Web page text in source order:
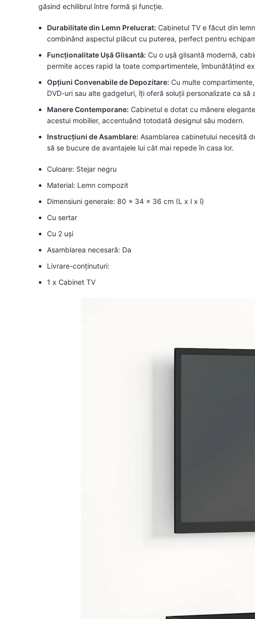
găsind echilibrul între formă și funcție.
Durabilitate din Lemn Prelucrat: Cabinetul TV e făcut din
combinând aspectul plăcut cu puterea, perfect pentru
Funcționalitate Ușă Glisantă: Cu o ușă glisantă modernă,
permite acces rapid la toate compartimentele, îmbunătățind
Opțiuni Convenabile de Depozitare: Cu multe
DVD-uri sau alte gadgeturi, îți oferă soluții personalizate ca să
Manere Contemporane: Cabinetul e dotat cu mânere
acestui mobilier, accentuând totodată designul său modern.
Instrucțiuni de Asamblare: Asamblarea cabinetului necesită
să se bucure de avantajele lui cât mai repede în casa lor.
Culoare: Stejar negru
Material: Lemn compozit
Dimensiuni generale: 80 x 34 x 36 cm (L x l x î)
Cu sertar
Cu 2 uși
Asamblarea necesară: Da
Livrare-conținuturi:
1 x Cabinet TV